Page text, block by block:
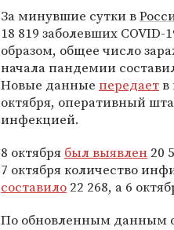
За минувшие сутки в
18 819 заболевших COVID-
образом, общее число
начала пандемии
Новые данные передаетв
октября, оперативный
инфекцией.
8 октября был выявлен 20
7 октября количество
составило 22 268, а 6
По обновленным данным